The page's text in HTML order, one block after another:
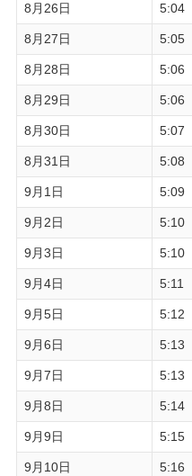
8月26日 5:04
8月27日 5:05
8月28日 5:06
8月29日 5:06
8月30日 5:07
8月31日 5:08
9月1日 5:09
9月2日 5:10
9月3日 5:10
9月4日 5:11
9月5日 5:12
9月6日 5:13
9月7日 5:13
9月8日 5:14
9月9日 5:15
9月10日 5:16